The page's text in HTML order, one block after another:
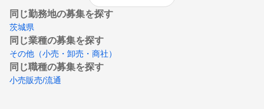
同じ勤務地の募集を探す
茨城県
同じ業種の募集を探す
その他（小売・卸売・商社）
同じ職種の募集を探す
小売販売/流通